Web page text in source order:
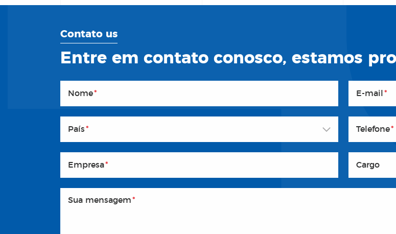
Contato us
Entre em contato conosco, estamos
Nome* E-mail *
País* Telefone*
Empresa* Cargo
Sua mensagem*